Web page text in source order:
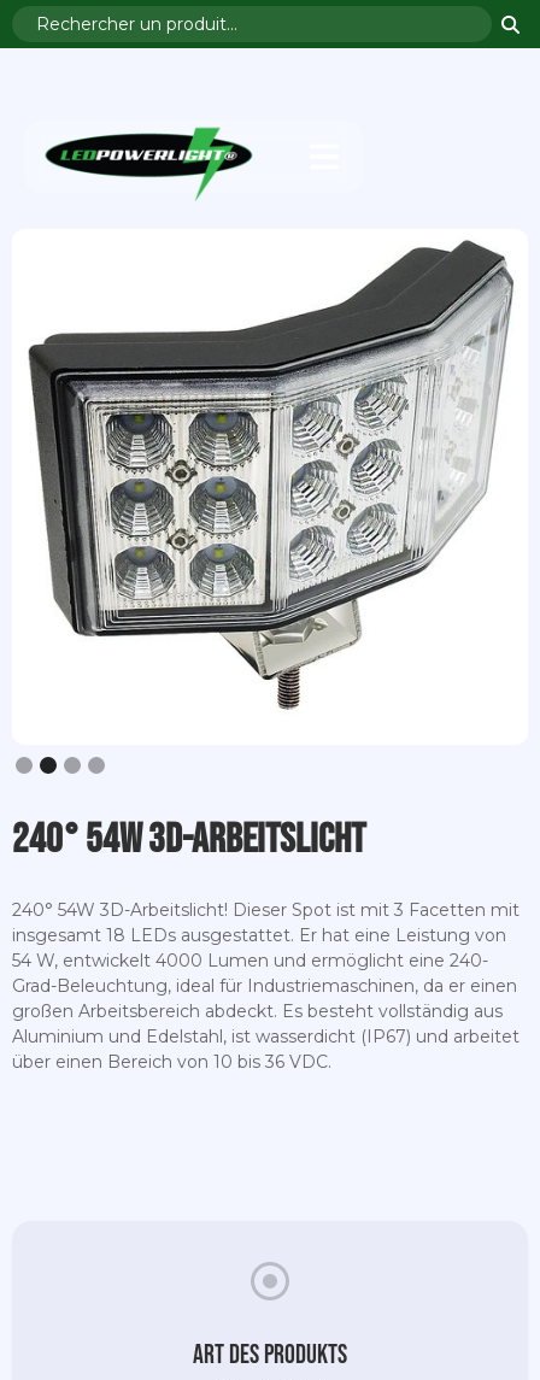
Slide 2 of 4.
240° 54W 3D-Arbeitslicht
240° 54W 3D-Arbeitslicht! Dieser Spot ist mit 3 Facetten mit
insgesamt 18 LEDs ausgestattet. Er hat eine Leistung von
54 W, entwickelt 4000 Lumen und ermöglicht eine 240-
Grad-Beleuchtung, ideal für Industriemaschinen, da er einen
großen Arbeitsbereich abdeckt. Es besteht vollständig aus
Aluminium und Edelstahl, ist wasserdicht (IP67) und arbeitet
über einen Bereich von 10 bis 36 VDC.
Art des Produkts